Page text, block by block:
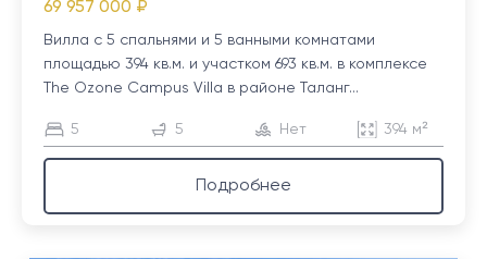
69 957 000 ₽
Вилла с 5 спальнями и 5 ванными комнатами
площадью 394 кв.м. и участком 693 кв.м. в комплексе
The Ozone Campus Villa в районе Таланг...
5 5 Нет 394 м²
Подробнее